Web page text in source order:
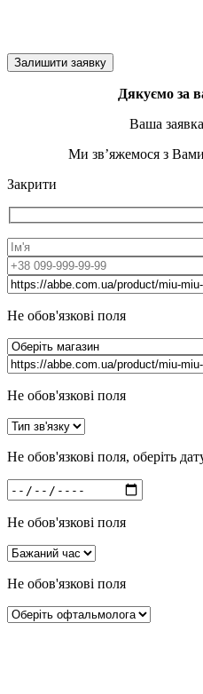
Дякуємо за
Ваша
Ми зв’яжемося з
Закрити
Не обов'язкові поля
Не обов'язкові поля
Не обов'язкові поля, оберіть
Не обов'язкові поля
Не обов'язкові поля